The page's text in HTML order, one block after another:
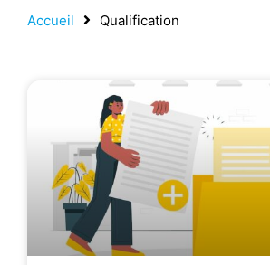
Accueil Qualification